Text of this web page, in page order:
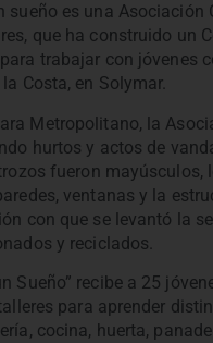
sueño es una Asociación
que ha construido un
trabajar con jóvenes
Costa, en Solymar.
Metropolitano, la
hurtos y actos de
fueron mayúsculos,
ventanas y la
con que se levantó la
y reciclados.
Sueño” recibe a 25
para aprender
cocina, huerta,